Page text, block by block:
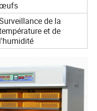
de la
et de
l'humidité